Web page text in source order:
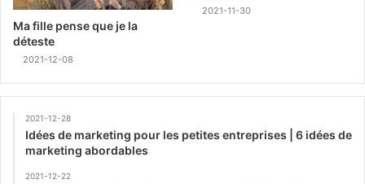
Ma fille pense que je la
déteste
2021-12-08
2021-11-30
2021-12-28
Idées de marketing pour les petites entreprises | 6 idées de
marketing abordables
2021-12-22